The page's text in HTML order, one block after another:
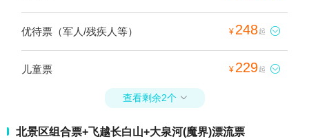
优待票（军人/残疾人等） ¥ 248起 
儿童票 ¥ 229起 
查看剩余2个 
北景区组合票+飞越长白山+大泉河(魔界)漂流票